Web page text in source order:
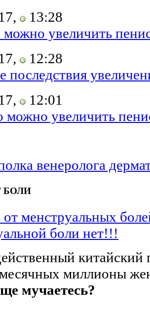
13:28
можно увеличить
12:28
последствия
12:01
можно увеличить
БОЛИ
боли нет!!!
китайский
миллионы
мучаетесь?